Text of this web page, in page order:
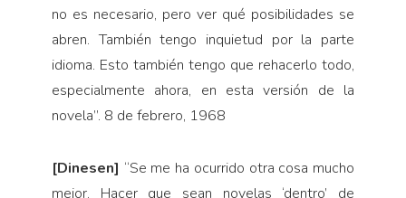
no es necesa­rio, pero ver qué posibilidades se
abren. También ten­go inquietud por la parte
idioma. Esto también tengo que rehacerlo todo,
especialmente ahora, en esta ver­sión de la
novela”. 8 de febrero, 1968
[Dinesen] “Se me ha ocurrido otra cosa mucho
mejor. Hacer que sean novelas ‘dentro’ de